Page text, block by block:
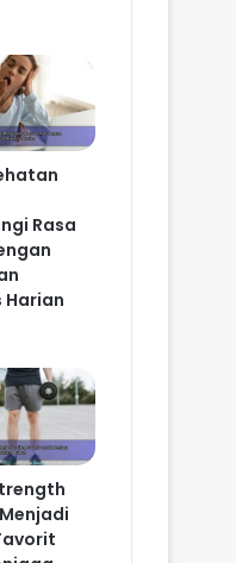
Rasa
Harian